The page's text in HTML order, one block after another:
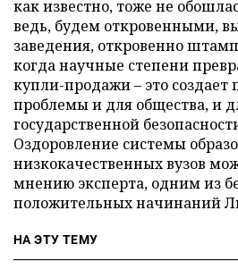
как известно, тоже не
ведь, будем откровенными,
заведения, откровенно
когда научные степени
купли-продажи – это создает
проблемы и для общества, и
государственной
Оздоровление системы
низкокачественных вузов
мнению эксперта, одним из
положительных начинаний
НА ЭТУ ТЕМУ